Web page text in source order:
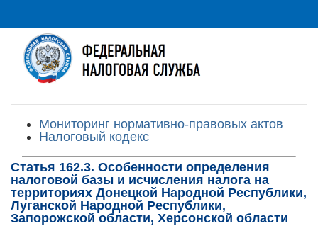
Мониторинг нормативно-правовых актов
Налоговый кодекс
Статья 162.3. Особенности определения
налоговой базы и исчисления налога на
территориях Донецкой Народной Республики,
Луганской Народной Республики,
Запорожской области, Херсонской области